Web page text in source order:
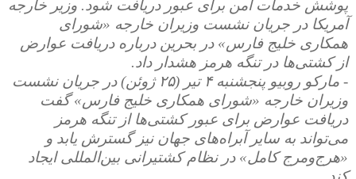
پوشش خدمات امن برای عبور دریافت شود. وزیر خارجه
آمریکا در جریان نشست وزیران خارجه «شورای
همکاری خلیج فارس» در بحرین درباره دریافت عوارض
از کشتی‌ها در تنگه هرمز هشدار داد.
- مارکو روبیو پنجشنبه ۴ تیر (۲۵ ژوئن) در جریان نشست
وزیران خارجه «شورای همکاری خلیج فارس» گفت
دریافت عوارض برای عبور کشتی‌ها از تنگه هرمز
می‌تواند به سایر آبراه‌های جهان نیز گسترش یابد و
«هرج‌ومرج کامل» در نظام کشتیرانی بین‌المللی ایجاد